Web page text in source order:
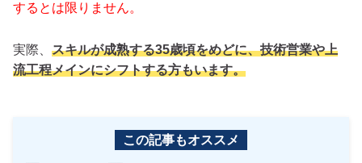
するとは限りません。
実際、 スキルが成熟する35歳頃をめどに、技術営業や上
流工程メインにシフトする方もいます。
この記事もオススメ